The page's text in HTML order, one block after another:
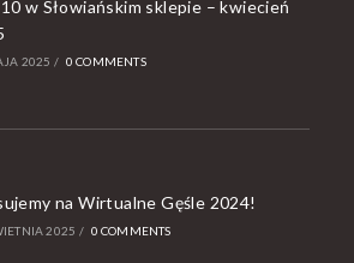
w Słowiańskim sklepie – kwiecień
2025 / 0 COMMENTS
na Wirtualne Gęśle 2024!
2025 / 0 COMMENTS